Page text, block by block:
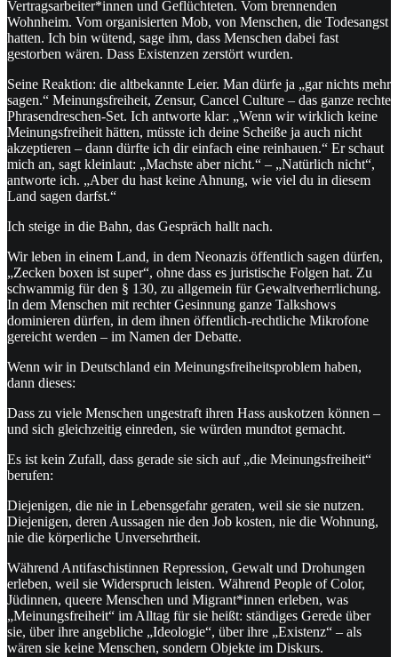
Vertragsarbeiter*innen und Geflüchteten. Vom brennenden
Wohnheim. Vom organisierten Mob, von Menschen, die Todesangst
hatten. Ich bin wütend, sage ihm, dass Menschen dabei fast
gestorben wären. Dass Existenzen zerstört wurden.
Seine Reaktion: die altbekannte Leier. Man dürfe ja „gar nichts mehr
sagen.“ Meinungsfreiheit, Zensur, Cancel Culture – das ganze rechte
Phrasendreschen-Set. Ich antworte klar: „Wenn wir wirklich keine
Meinungsfreiheit hätten, müsste ich deine Scheiße ja auch nicht
akzeptieren – dann dürfte ich dir einfach eine reinhauen.“ Er schaut
mich an, sagt kleinlaut: „Machste aber nicht.“ – „Natürlich nicht“,
antworte ich. „Aber du hast keine Ahnung, wie viel du in diesem
Land sagen darfst.“
Ich steige in die Bahn, das Gespräch hallt nach.
Wir leben in einem Land, in dem Neonazis öffentlich sagen dürfen,
„Zecken boxen ist super“, ohne dass es juristische Folgen hat. Zu
schwammig für den § 130, zu allgemein für Gewaltverherrlichung.
In dem Menschen mit rechter Gesinnung ganze Talkshows
dominieren dürfen, in dem ihnen öffentlich-rechtliche Mikrofone
gereicht werden – im Namen der Debatte.
Wenn wir in Deutschland ein Meinungsfreiheitsproblem haben,
dann dieses:
Dass zu viele Menschen ungestraft ihren Hass auskotzen können –
und sich gleichzeitig einreden, sie würden mundtot gemacht.
Es ist kein Zufall, dass gerade sie sich auf „die Meinungsfreiheit“
berufen:
Diejenigen, die nie in Lebensgefahr geraten, weil sie sie nutzen.
Diejenigen, deren Aussagen nie den Job kosten, nie die Wohnung,
nie die körperliche Unversehrtheit.
Während Antifaschistinnen Repression, Gewalt und Drohungen
erleben, weil sie Widerspruch leisten. Während People of Color,
Jüdinnen, queere Menschen und Migrant*innen erleben, was
„Meinungsfreiheit“ im Alltag für sie heißt: ständiges Gerede über
sie, über ihre angebliche „Ideologie“, über ihre „Existenz“ – als
wären sie keine Menschen, sondern Objekte im Diskurs.